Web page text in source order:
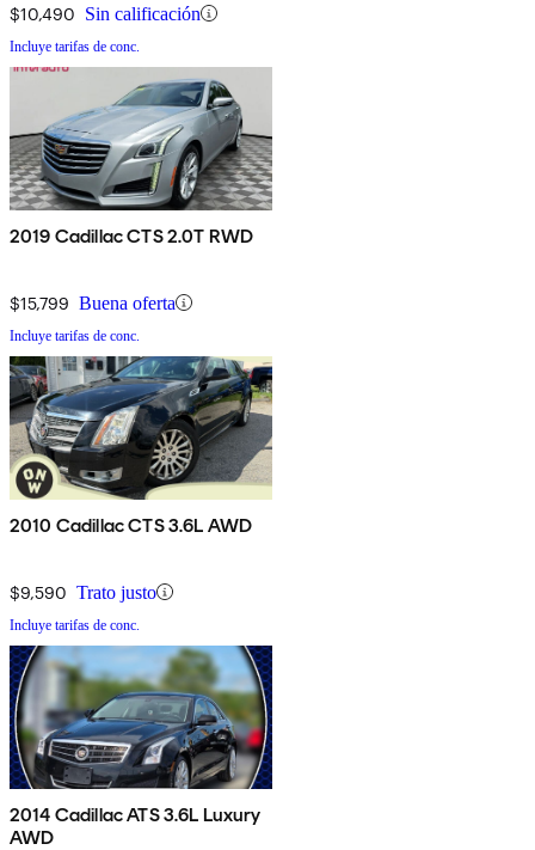
$10,490 Sin calificación
Incluye tarifas de conc.
2019 Cadillac CTS 2.0T RWD
$15,799 Buena oferta
Incluye tarifas de conc.
2010 Cadillac CTS 3.6L AWD
$9,590 Trato justo
Incluye tarifas de conc.
2014 Cadillac ATS 3.6L Luxury
AWD